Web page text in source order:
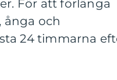
För att förlänga
och
24 timmarna